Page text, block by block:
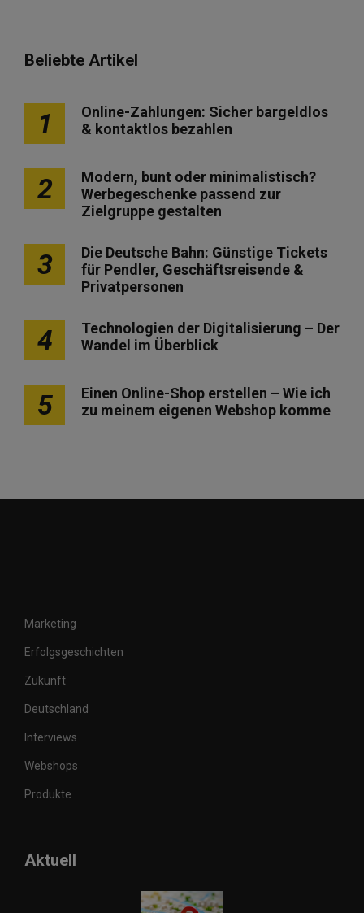
Beliebte Artikel
1
Online-Zahlungen: Sicher bargeldlos
& kontaktlos bezahlen
2
Modern, bunt oder minimalistisch?
Werbegeschenke passend zur
Zielgruppe gestalten
3
Die Deutsche Bahn: Günstige Tickets
für Pendler, Geschäftsreisende &
Privatpersonen
4
Technologien der Digitalisierung – Der
Wandel im Überblick
5
Einen Online-Shop erstellen – Wie ich
zu meinem eigenen Webshop komme
Marketing
Erfolgsgeschichten
Zukunft
Deutschland
Interviews
Webshops
Produkte
Aktuell